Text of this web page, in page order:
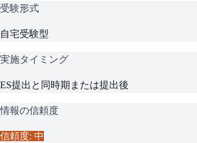
受験形式
自宅受験型
実施タイミング
ES提出と同時期または提出後
情報の信頼度
信頼度: 中